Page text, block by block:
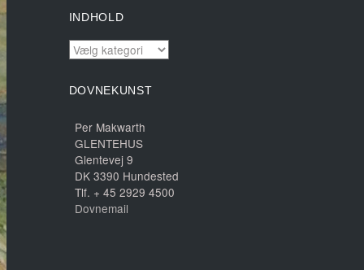
INDHOLD
INDHOLD
DOVNEKUNST
Per Makwarth
GLENTEHUS
Glentevej 9
DK 3390 Hundested
Tlf. + 45 2929 4500
Dovnemail